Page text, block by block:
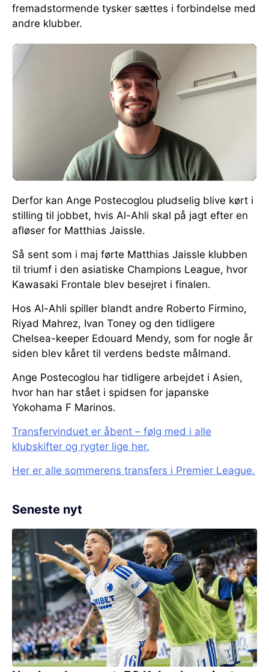
fremadstormende tysker sættes i forbindelse med
andre klubber.
Derfor kan Ange Postecoglou pludselig blive kørt i
stilling til jobbet, hvis Al-Ahli skal på jagt efter en
afløser for Matthias Jaissle.
Så sent som i maj førte Matthias Jaissle klubben
til triumf i den asiatiske Champions League, hvor
Kawasaki Frontale blev besejret i finalen.
Hos Al-Ahli spiller blandt andre Roberto Firmino,
Riyad Mahrez, Ivan Toney og den tidligere
Chelsea-keeper Edouard Mendy, som for nogle år
siden blev kåret til verdens bedste målmand.
Ange Postecoglou har tidligere arbejdet i Asien,
hvor han har stået i spidsen for japanske
Yokohama F Marinos.
Transfervinduet er åbent – følg med i alle
klubskifter og rygter lige her.
Her er alle sommerens transfers i Premier League.
Seneste nyt